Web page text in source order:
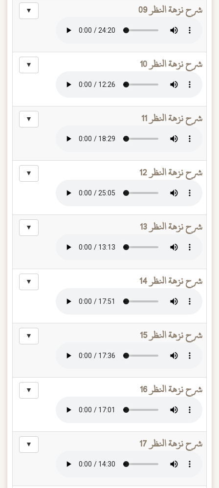
شرح نزهة النظر 09 ▼
شرح نزهة النظر 10 ▼
شرح نزهة النظر 11 ▼
شرح نزهة النظر 12 ▼
شرح نزهة النظر 13 ▼
شرح نزهة النظر 14 ▼
شرح نزهة النظر 15 ▼
شرح نزهة النظر 16 ▼
شرح نزهة النظر 17 ▼